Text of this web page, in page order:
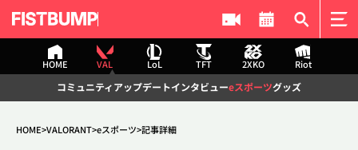
HOME VAL LoL TFT 2XKO Riot
コミュニティアップデートインタビューeスポーツグッズ
HOME
コミュニティ
HOME VALORANT eスポーツ 記事詳細